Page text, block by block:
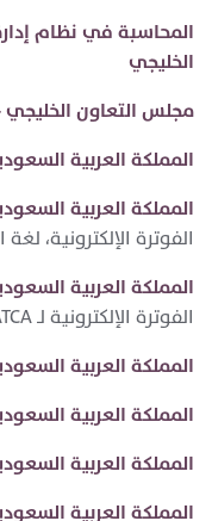
المحاسبة في نظام
الخليجي
مجلس التعاون الخليجي
المملكة العربية
المملكة العربية
الفوترة الإلكترونية،
المملكة العربية
الفوترة الإلكترونية لـ ZATCA، ودعم نقاط البيع
المملكة العربية
المملكة العربية
المملكة العربية
المملكة العربية